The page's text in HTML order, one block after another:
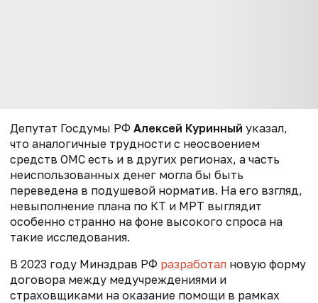
Депутат Госдумы РФ Алексей Куринный указал,
что аналогичные трудности с неосвоением
средств ОМС есть и в других регионах, а часть
неиспользованных денег могла бы быть
переведена в подушевой норматив. На его взгляд,
невыполнение плана по КТ и МРТ выглядит
особенно странно на фоне высокого спроса на
такие исследования.
В 2023 году Минздрав РФ разработал новую форму
договора между медучреждениями и
страховщиками на оказание помощи в рамках